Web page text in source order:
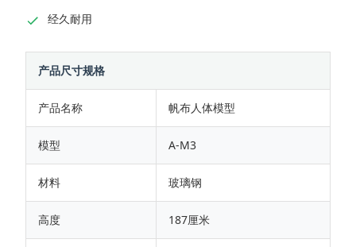
经久耐用
产品尺寸规格
产品名称 帆布人体模型
模型 A-M3
材料 玻璃钢
高度 187厘米